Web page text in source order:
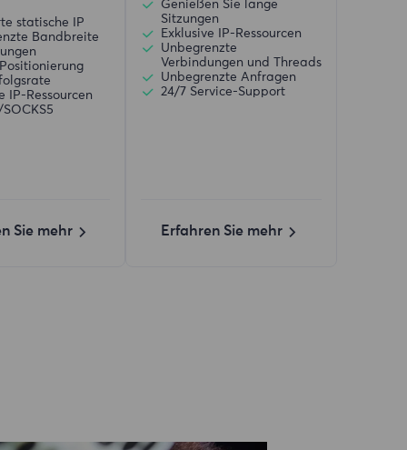
statische IP
Bandbreite
IP-Ressourcen
SOCKS5
Sie mehr
Genießen Sie lange
Sitzungen
Exklusive IP-Ressourcen
Unbegrenzte
Verbindungen und Threads
Unbegrenzte Anfragen
24/7 Service-Support
Erfahren Sie mehr